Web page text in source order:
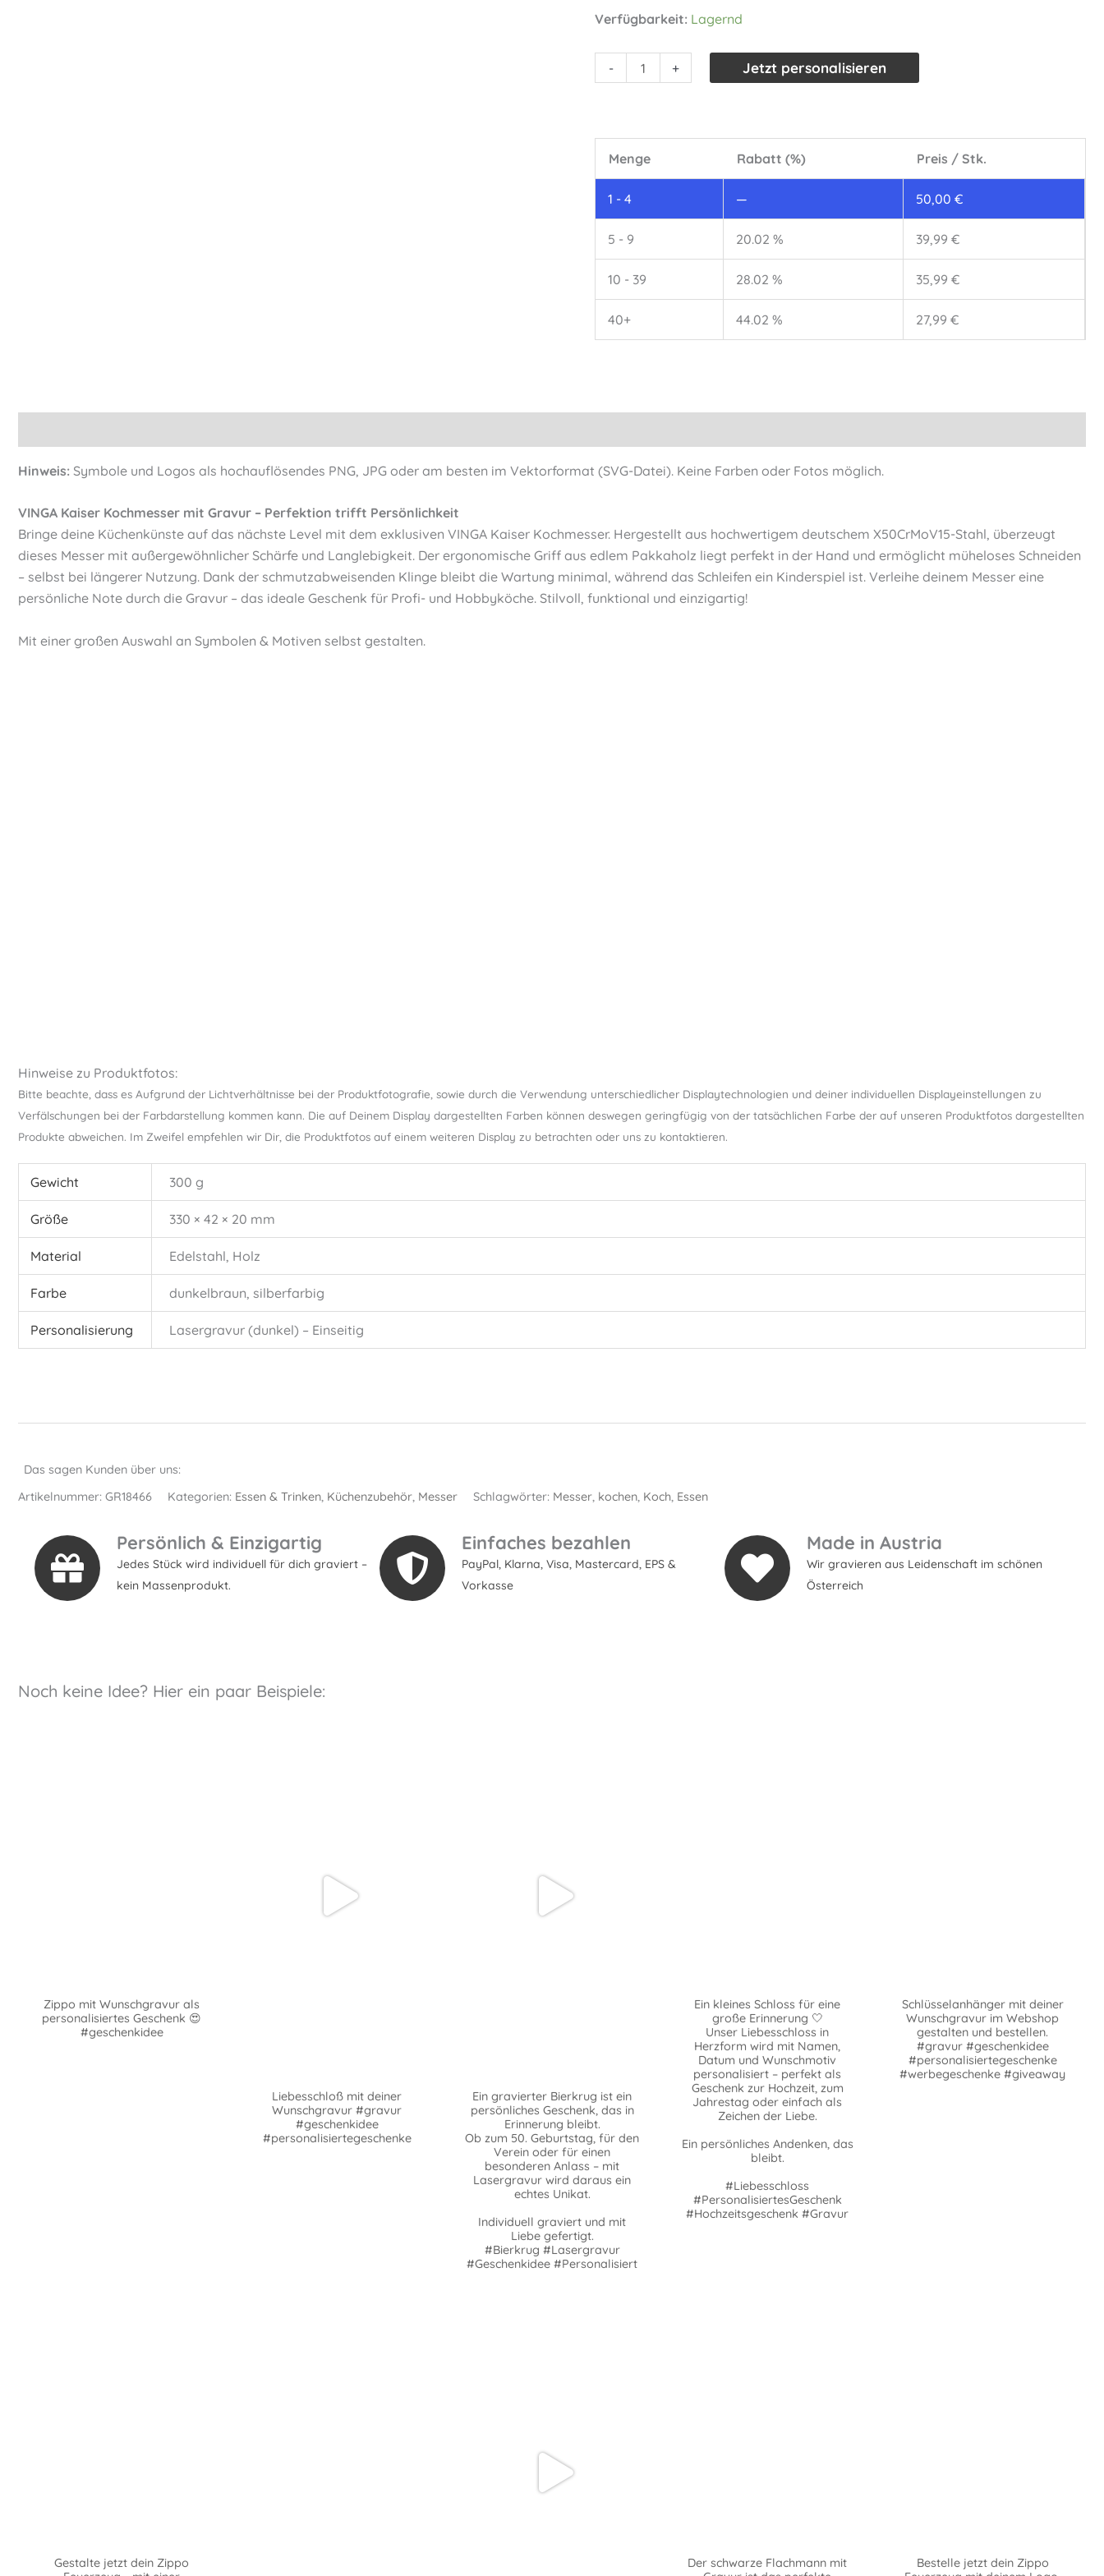
Verfügbarkeit: Lagernd
-
Kochmesser
"Kaiser"
Menge
+ Jetzt personalisieren
Menge Rabatt (%) Preis / Stk.
1 - 4 — 50,00 €
5 - 9 20.02 % 39,99 €
10 - 39 28.02 % 35,99 €
40+ 44.02 % 27,99 €
Hinweis: Symbole und Logos als hochauflösendes PNG, JPG oder am besten im Vektorformat (SVG-Datei). Keine Farben oder Fotos möglich.
VINGA Kaiser Kochmesser mit Gravur – Perfektion trifft Persönlichkeit
Bringe deine Küchenkünste auf das nächste Level mit dem exklusiven VINGA Kaiser Kochmesser. Hergestellt aus hochwertigem deutschem X50CrMoV15-Stahl, überzeugt
dieses Messer mit außergewöhnlicher Schärfe und Langlebigkeit. Der ergonomische Griff aus edlem Pakkaholz liegt perfekt in der Hand und ermöglicht müheloses Schneiden
– selbst bei längerer Nutzung. Dank der schmutzabweisenden Klinge bleibt die Wartung minimal, während das Schleifen ein Kinderspiel ist. Verleihe deinem Messer eine
persönliche Note durch die Gravur – das ideale Geschenk für Profi- und Hobbyköche. Stilvoll, funktional und einzigartig!
Mit einer großen Auswahl an Symbolen & Motiven selbst gestalten.
Hinweise zu Produktfotos:
Bitte beachte, dass es Aufgrund der Lichtverhältnisse bei der Produktfotografie, sowie durch die Verwendung unterschiedlicher Displaytechnologien und deiner individuellen Displayeinstellungen zu
Verfälschungen bei der Farbdarstellung kommen kann. Die auf Deinem Display dargestellten Farben können deswegen geringfügig von der tatsächlichen Farbe der auf unseren Produktfotos dargestellten
Produkte abweichen. Im Zweifel empfehlen wir Dir, die Produktfotos auf einem weiteren Display zu betrachten oder uns zu kontaktieren.
Gewicht 300 g
Größe 330 × 42 × 20 mm
Material Edelstahl, Holz
Farbe dunkelbraun, silberfarbig
Personalisierung Lasergravur (dunkel) – Einseitig
Das sagen Kunden über uns:
Artikelnummer: GR18466 Kategorien: Essen & Trinken, Küchenzubehör, Messer Schlagwörter: Messer, kochen, Koch, Essen
Persönlich & Einzigartig
Jedes Stück wird individuell für dich graviert –
kein Massenprodukt.
Einfaches bezahlen
PayPal, Klarna, Visa, Mastercard, EPS &
Vorkasse
Made in Austria
Wir gravieren aus Leidenschaft im schönen
Österreich
Noch keine Idee? Hier ein paar Beispiele:
Zippo mit Wunschgravur als
personalisiertes Geschenk 😍
#geschenkidee
Liebesschloß mit deiner
Wunschgravur #gravur
#geschenkidee
#personalisiertegeschenke
Ein gravierter Bierkrug ist ein
persönliches Geschenk, das in
Erinnerung bleibt.
Ob zum 50. Geburtstag, für den
Verein oder für einen
besonderen Anlass – mit
Lasergravur wird daraus ein
echtes Unikat.
Individuell graviert und mit
Liebe gefertigt.
#Bierkrug #Lasergravur
#Geschenkidee #Personalisiert
Ein kleines Schloss für eine
große Erinnerung 🤍
Unser Liebesschloss in
Herzform wird mit Namen,
Datum und Wunschmotiv
personalisiert – perfekt als
Geschenk zur Hochzeit, zum
Jahrestag oder einfach als
Zeichen der Liebe.
Ein persönliches Andenken, das
bleibt.
#Liebesschloss
#PersonalisiertesGeschenk
#Hochzeitsgeschenk #Gravur
Schlüsselanhänger mit deiner
Wunschgravur im Webshop
gestalten und bestellen.
#gravur #geschenkidee
#personalisiertegeschenke
#werbegeschenke #giveaway
Gestalte jetzt dein Zippo
Der schwarze Flachmann mit
Bestelle jetzt dein Zippo